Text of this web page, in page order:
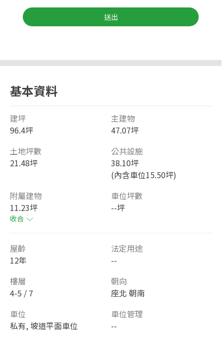
送出
基本資料
建坪
96.4坪
主建物
47.07坪
土地坪數
21.48坪
公共設施
38.10坪
(內含車位15.50坪)
附屬建物
11.23坪
收合
車位坪數
--坪
屋齡
12年
法定用途
--
樓層
4-5 / 7
朝向
座北 朝南
車位
私有, 坡道平面車位
車位管理
--